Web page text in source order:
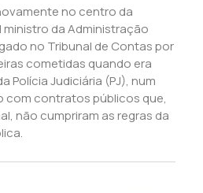
no centro da
ministro da Administração
no Tribunal de Contas por
cometidas quando era
Polícia Judiciária (PJ), num
com contratos públicos que,
não cumpriram as regras da